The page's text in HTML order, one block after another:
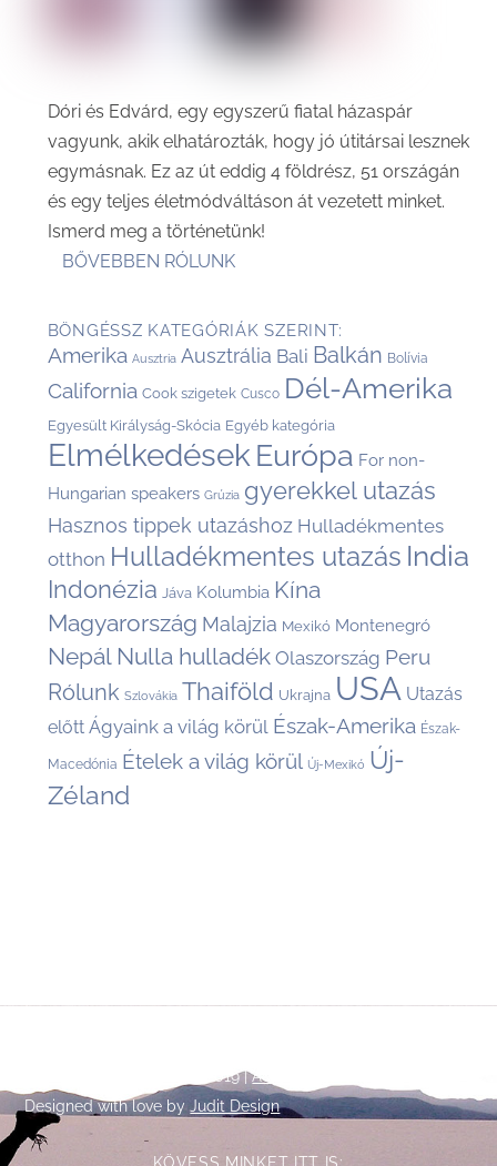
Dóri és Edvárd, egy egyszerű fiatal házaspár
vagyunk, akik elhatározták, hogy jó útitársai lesznek
egymásnak. Ez az út eddig 4 földrész, 51 országán
és egy teljes életmódváltáson át vezetett minket.
Ismerd meg a történetünk!
BŐVEBBEN RÓLUNK
BÖNGÉSSZ KATEGÓRIÁK SZERINT:
Amerika Ausztria Ausztrália Bali Balkán Bolívia
California Cook szigetek Cusco Dél-Amerika
Egyesült Királyság-Skócia Egyéb kategória
Elmélkedések Európa For non-
Hungarian speakers Grúzia gyerekkel utazás
Hasznos tippek utazáshoz Hulladékmentes
otthon Hulladékmentes utazás India
Indonézia Jáva Kolumbia Kína
Magyarország Malajzia Mexikó Montenegró
Nepál Nulla hulladék Olaszország Peru
Rólunk Szlovákia Thaiföld Ukrajna USA Utazás
előtt Ágyaink a világ körül Észak-Amerika Észak-
Macedónia Ételek a világ körül Új-Mexikó Új-
Zéland
To
2019 |Adatkezelési tájékoztató
Designed with love byJudit Design